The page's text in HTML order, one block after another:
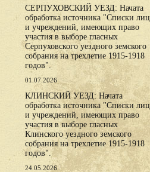
СЕРПУХОВСКИЙ УЕЗД: Начата
обработка источника "Списки лиц
и учреждений, имеющих право
участия в выборе гласных
Серпуховского уездного земского
собрания на трехлетие 1915-1918
годов".
01.07.2026
КЛИНСКИЙ УЕЗД: Начата
обработка источника "Списки лиц
и учреждений, имеющих право
участия в выборе гласных
Клинского уездного земского
собрания на трехлетие 1915-1918
годов".
24.05.2026